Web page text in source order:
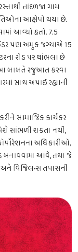
તાંદળજા ગામ
આક્ષેપો થયા છે.
આવ્યો હતો. 7.5
પણ અમુક જગ્યાએ 15
રોડ પર થાંભલા છે
આ બાબતે રજુઆત કરવા
સાથ અપાઈ રહ્યાની
સામાજિક કાર્યકર
સાંભળી શકતા નથી,
અધિકારીઓ,
બનાવવામાં આવે, તથા જે
વિજિલન્સ તપાસની